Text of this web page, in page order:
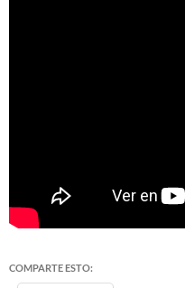
COMPARTE ESTO: